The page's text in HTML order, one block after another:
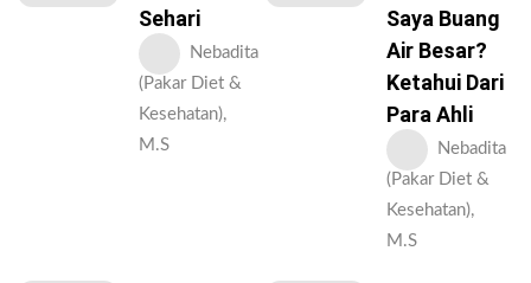
Sehari
Nebadita
(Pakar Diet &
Kesehatan),
M.S
Saya Buang
Air Besar?
Ketahui Dari
Para Ahli
Nebadita
(Pakar Diet &
Kesehatan),
M.S